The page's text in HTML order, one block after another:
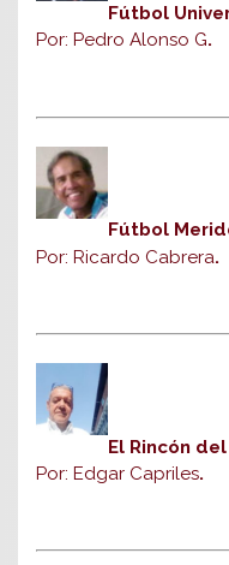
Fútbol
Por: Pedro Alonso G.
Fútbol
Por: Ricardo Cabrera.
El Rincón
Por: Edgar Capriles.